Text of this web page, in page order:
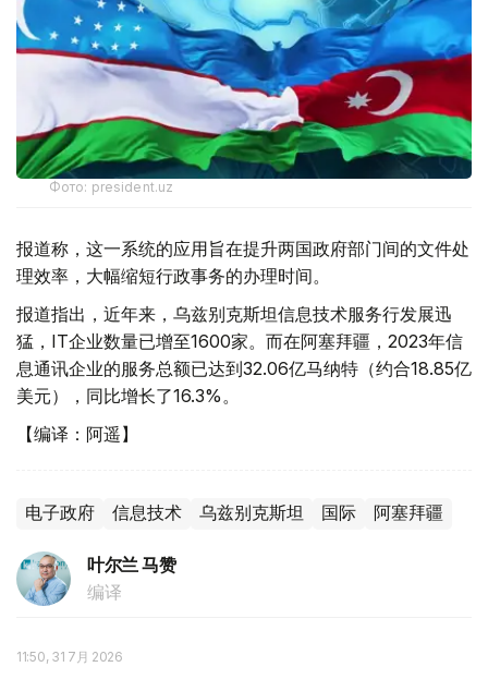
Фото: president.uz
报道称，这一系统的应用旨在提升两国政府部门间的文件处
理效率，大幅缩短行政事务的办理时间。
报道指出，近年来，乌兹别克斯坦信息技术服务行发展迅
猛，IT企业数量已增至1600家。而在阿塞拜疆，2023年信
息通讯企业的服务总额已达到32.06亿马纳特（约合18.85亿
美元），同比增长了16.3%。
【编译：阿遥】
电子政府 信息技术 乌兹别克斯坦 国际 阿塞拜疆
叶尔兰 马赞
编译
11:50, 31 7月 2026